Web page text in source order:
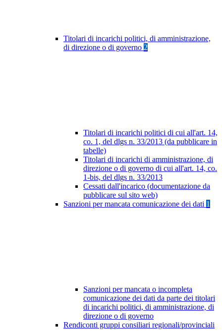
Titolari di incarichi politici, di amministrazione,
di direzione o di governo 2
Titolari di incarichi politici di cui all'art. 14,
co. 1, del dlgs n. 33/2013 (da pubblicare in
tabelle)
Titolari di incarichi di amministrazione, di
direzione o di governo di cui all'art. 14, co.
1-bis, del dlgs n. 33/2013
Cessati dall'incarico (documentazione da
pubblicare sul sito web)
Sanzioni per mancata comunicazione dei dati 1
Sanzioni per mancata o incompleta
comunicazione dei dati da parte dei titolari
di incarichi politici, di amministrazione, di
direzione o di governo
Rendiconti gruppi consiliari regionali/provinciali